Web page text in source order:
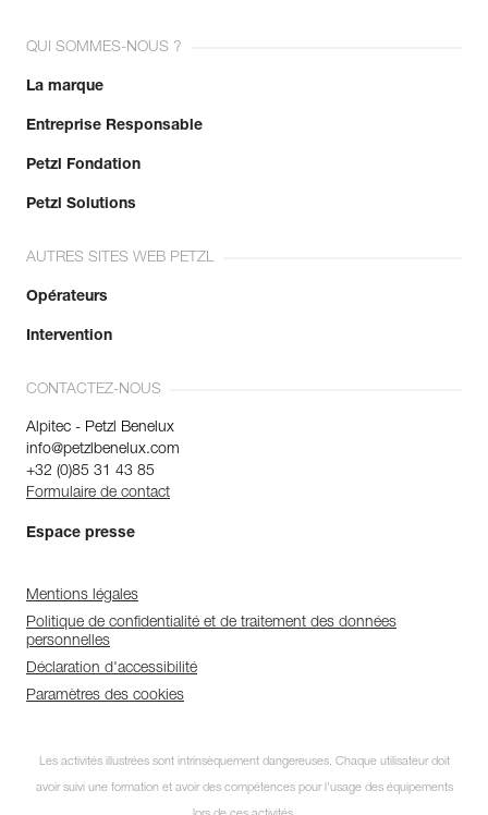
QUI SOMMES-NOUS ?
La marque
Entreprise Responsable
Petzl Fondation
Petzl Solutions
AUTRES SITES WEB PETZL
Opérateurs
Intervention
CONTACTEZ-NOUS
Alpitec - Petzl Benelux
info@petzlbenelux.com
+32 (0)85 31 43 85
Formulaire de contact
Espace presse
Mentions légales
Politique de confidentialité et de traitement des données
personnelles
Déclaration d'accessibilité
Paramètres des cookies
Les activités illustrées sont intrinsèquement dangereuses. Chaque utilisateur doit
avoir suivi une formation et avoir des compétences pour l’usage des équipements